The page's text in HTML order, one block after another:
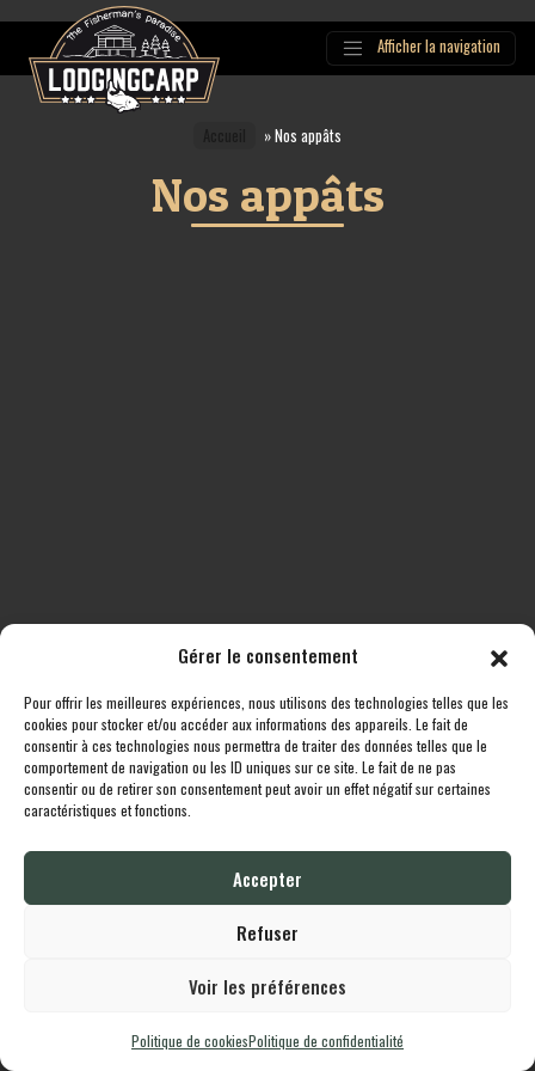
Gérer le consentement
Pour offrir les meilleures expériences, nous utilisons des technologies telles que les
cookies pour stocker et/ou accéder aux informations des appareils. Le fait de
consentir à ces technologies nous permettra de traiter des données telles que le
comportement de navigation ou les ID uniques sur ce site. Le fait de ne pas
consentir ou de retirer son consentement peut avoir un effet négatif sur certaines
caractéristiques et fonctions.
Accepter
Refuser
Voir les préférences
Politique de cookiesPolitique de confidentialité
Main
Navigation
Afficher la navigation
»Nos appâts
Nos appâts
Toutes les destinations Boutique Le cheptel Contact
Lodgingcarppropulsé fièrement par Une créationWhornat.com | Mentions
Légales | Politique de confidentialité
English Français